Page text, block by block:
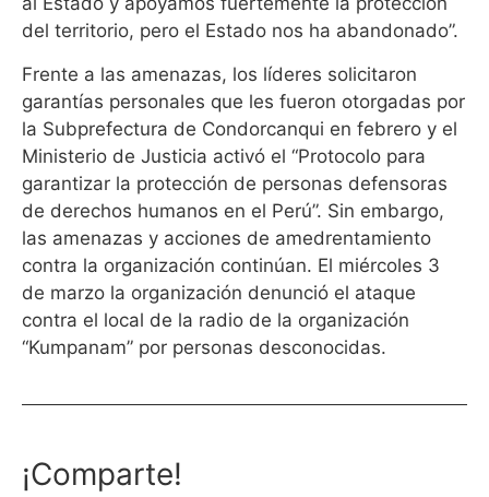
del territorio, pero el Estado nos ha abandonado”.
Frente a las amenazas, los líderes solicitaron
garantías personales que les fueron otorgadas por
la Subprefectura de Condorcanqui en febrero y el
Ministerio de Justicia activó el “Protocolo para
garantizar la protección de personas defensoras
de derechos humanos en el Perú”. Sin embargo,
las amenazas y acciones de amedrentamiento
contra la organización continúan. El miércoles 3
de marzo la organización denunció el ataque
contra el local de la radio de la organización
“Kumpanam” por personas desconocidas.
¡Comparte!